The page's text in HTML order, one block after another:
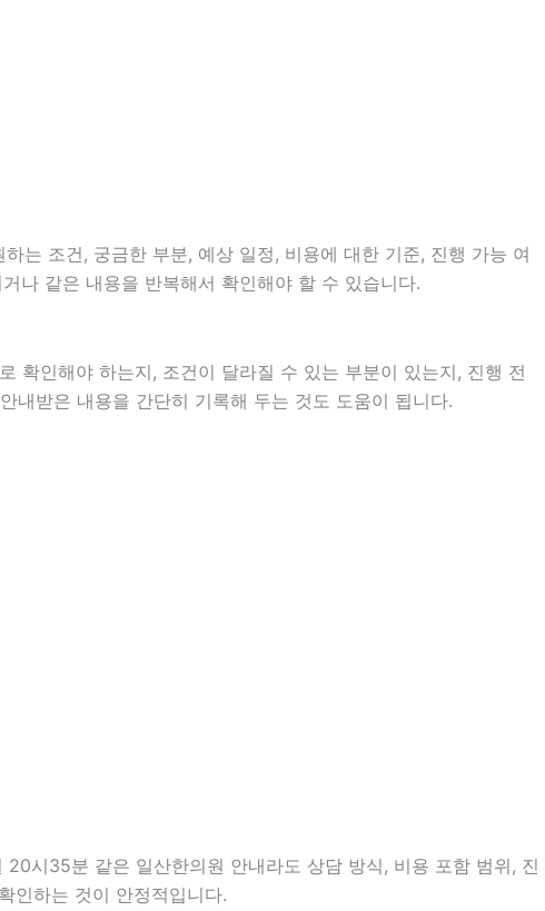
는 조건, 궁금한 부분, 예상 일정, 비용에 대한 기준, 진행 가능 여
나 같은 내용을 반복해서 확인해야 할 수 있습니다.
확인해야 하는지, 조건이 달라질 수 있는 부분이 있는지, 진행 전
받은 내용을 간단히 기록해 두는 것도 도움이 됩니다.
시35분 같은 일산한의원 안내라도 상담 방식, 비용 포함 범위, 진
인하는 것이 안정적입니다.